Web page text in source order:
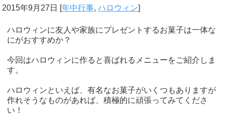
2015年9月27日 [年中行事,ハロウィン]
ハロウィンに友人や家族にプレゼントするお菓子は一体な
にがおすすめか？
今回はハロウィンに作ると喜ばれるメニューをご紹介しま
す。
ハロウィンといえば、有名なお菓子がいくつもありますが
作れそうなものがあれば、積極的に頑張ってみてくださ
い！